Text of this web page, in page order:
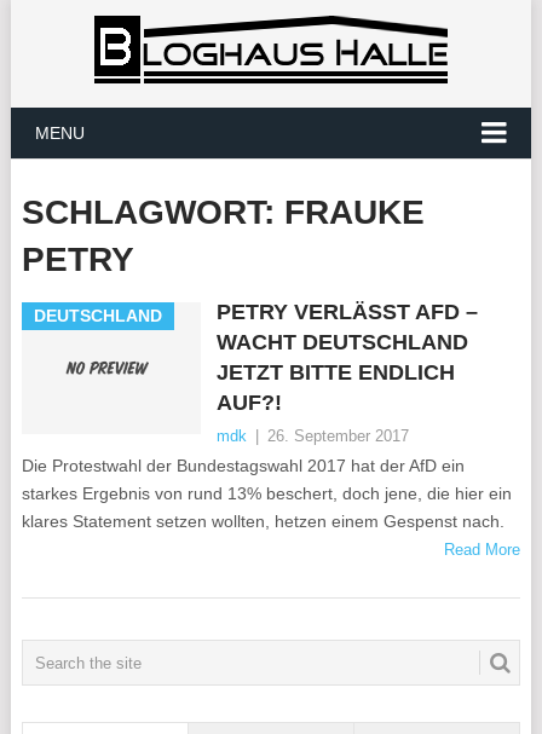
MENU
SCHLAGWORT: FRAUKE
PETRY
DEUTSCHLAND
PETRY VERLÄSST AFD –
WACHT DEUTSCHLAND
JETZT BITTE ENDLICH
AUF?!
mdk 26. September 2017
Die Protestwahl der Bundestagswahl 2017 hat der AfD ein
starkes Ergebnis von rund 13% beschert, doch jene, die hier ein
klares Statement setzen wollten, hetzen einem Gespenst nach.
Read More